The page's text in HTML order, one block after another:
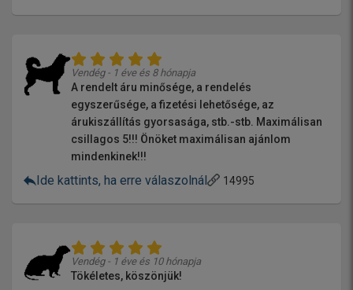
Vendég - 1 éve és 8 hónapja
A rendelt áru minősége, a rendelés
egyszerűsége, a fizetési lehetősége, az
árukiszállítás gyorsasága, stb.-stb. Maximálisan
csillagos 5!!! Önöket maximálisan ajánlom
mindenkinek!!!
Ide kattints, ha erre válaszolnál 14995
Vendég - 1 éve és 10 hónapja
Tökéletes, köszönjük!